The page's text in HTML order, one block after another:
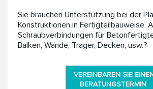
Sie brauchen Unterstützung bei der
Konstruktionen in Fertigteil­bauweise,
Schraub­verbindungen für
Balken, Wände, Träger, Decken, usw.?
VEREINBAREN SIE
BERATUNGSTERMIN